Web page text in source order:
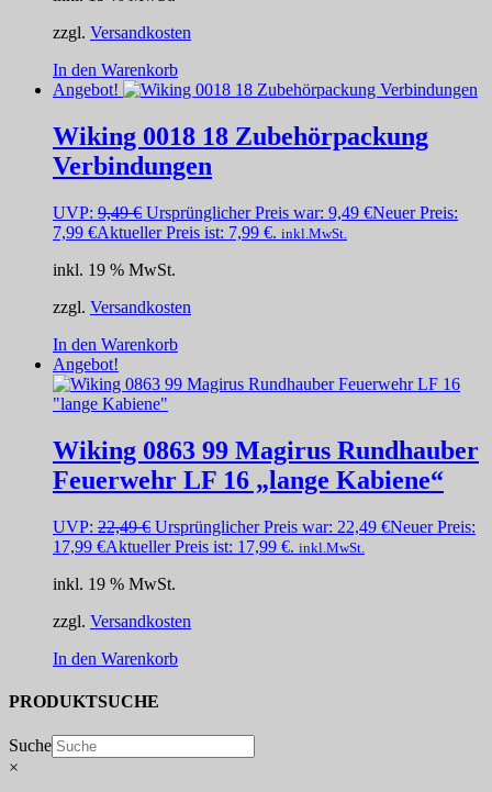
zzgl. Versandkosten
In den Warenkorb
Angebot!
Wiking 0018 18 Zubehörpackung
Verbindungen
UVP: 9,49€ Ursprünglicher Preis war: 9,49 €Neuer Preis:
7,99 €Aktueller Preis ist: 7,99 €. inkl.MwSt.
inkl. 19 % MwSt.
zzgl. Versandkosten
In den Warenkorb
Angebot!
Wiking 0863 99 Magirus Rundhauber
Feuerwehr LF 16 „lange Kabiene“
UVP: 22,49€ Ursprünglicher Preis war: 22,49 €Neuer Preis:
17,99 €Aktueller Preis ist: 17,99 €. inkl.MwSt.
inkl. 19 % MwSt.
zzgl. Versandkosten
In den Warenkorb
PRODUKTSUCHE
Suche
×